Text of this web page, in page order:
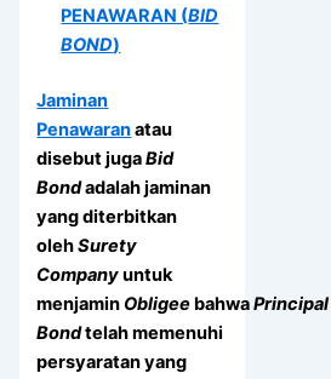
PENAWARAN (BID
BOND)
Jaminan
Penawaranatau
disebut jugaBid
Bondadalah jaminan
yang diterbitkan
olehSurety
Companyuntuk
menjamin Obligee bahwaPrincipal
Bondtelah memenuhi
persyaratan yang